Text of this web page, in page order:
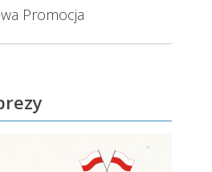
Następny
Promocja